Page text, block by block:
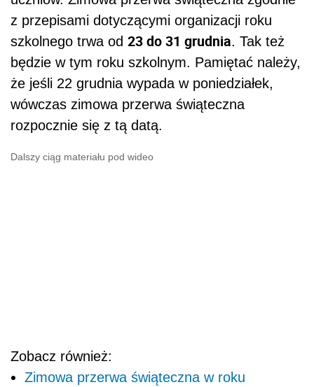
z przepisami dotyczącymi organizacji roku
szkolnego trwa od 23 do 31 grudnia. Tak też
będzie w tym roku szkolnym. Pamiętać należy,
że jeśli 22 grudnia wypada w poniedziałek,
wówczas zimowa przerwa świąteczna
rozpocznie się z tą datą.
Dalszy ciąg materiału pod wideo
Zobacz również:
Zimowa przerwa świąteczna w roku